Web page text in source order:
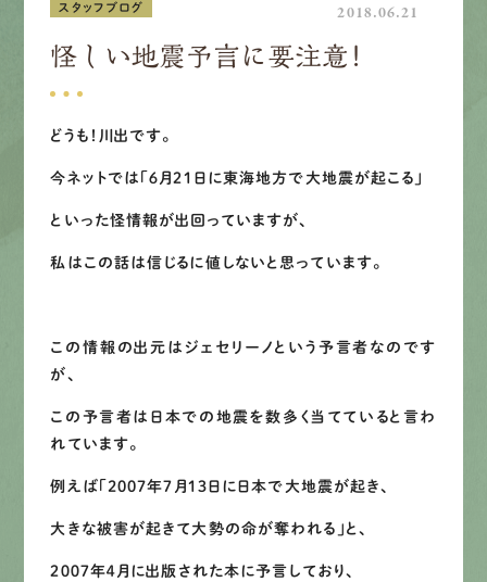
募集要項
エントリー
有資 格者が、無料 建物診断いたします!!
0120-44-2605
定休日 日曜・祝日
Web お問い合わせ
スタッフブログ 2018.06.21
怪しい地震予言に要注意！
どうも！川出です。
今ネットでは「６月２１日に東海地方で大地震が起こる」
といった怪情報が出回っていますが、
私はこの話は信じるに値しないと思っています。
この情報の出元はジェセリーノという予言者なのです
が、
この予言者は日本での地震を数多く当てていると言わ
れています。
例えば「2007年７月１３日に日本で大地震が起き、
大きな被害が起きて大勢の命が奪われる」と、
２００７年４月に出版された本に予言しており、